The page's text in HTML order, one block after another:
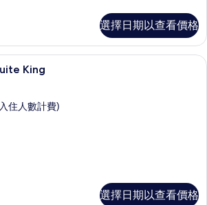
選擇日期以查看價格
Bordeaux Lemans Suite King | 高級
King
住人數計費)
選擇日期以查看價格